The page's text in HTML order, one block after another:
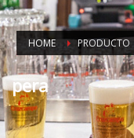
HOME PRODUCTO
pera